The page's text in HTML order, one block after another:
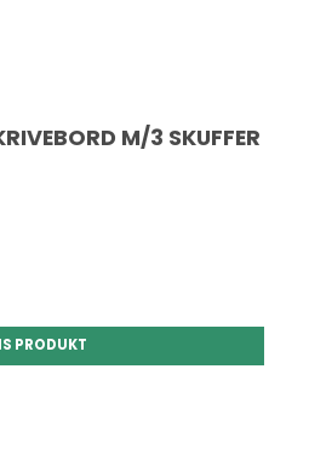
M/3 SKUFFER
PRODUKT